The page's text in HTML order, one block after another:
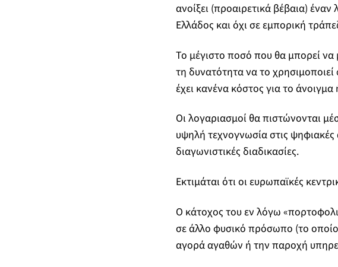
ανοίξει (προαιρετικά βέβαια)
Ελλάδος και όχι σε εμπορική
Το μέγιστο ποσό που θα μπορεί να
τη δυνατότητα να το
έχει κανένα κόστος για το
Οι λογαριασμοί θα πιστώνονται
υψηλή τεχνογνωσία στις
διαγωνιστικές διαδικασίες.
Εκτιμάται ότι οι ευρωπαϊκές
Ο κάτοχος του εν λόγω
σε άλλο φυσικό πρόσωπο (το
αγορά αγαθών ή την παροχή